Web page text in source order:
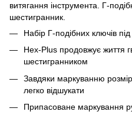
витягання інструмента. Г-
шестигранник.
Набір Г-подібних ключів
Hex-Plus продовжує життя
шестигранником
Завдяки маркуванню
легко відшукати
Припасоване маркування